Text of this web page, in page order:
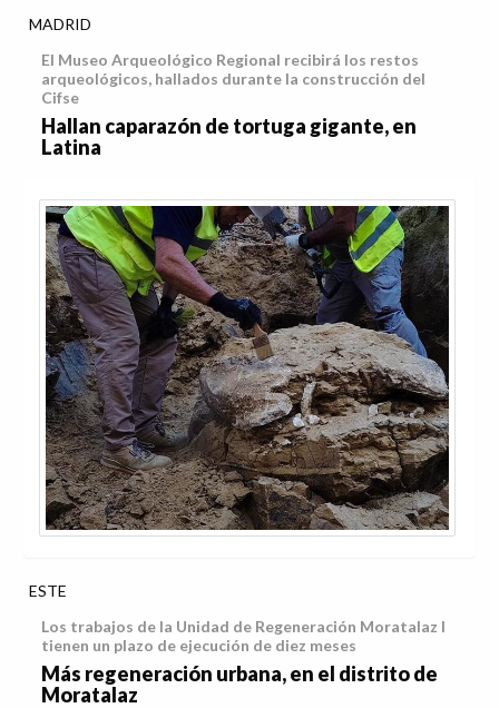
MADRID
El Museo Arqueológico Regional recibirá los restos
arqueológicos, hallados durante la construcción del
Cifse
Hallan caparazón de tortuga gigante, en
Latina
ESTE
Los trabajos de la Unidad de Regeneración Moratalaz I
tienen un plazo de ejecución de diez meses
Más regeneración urbana, en el distrito de
Moratalaz